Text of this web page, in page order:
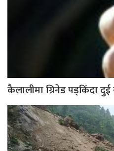
कैलालीमा ग्रिनेड पड्किँदा